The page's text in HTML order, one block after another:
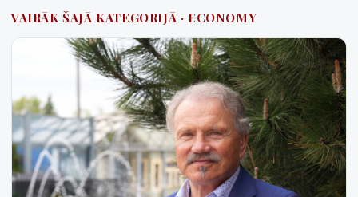
VAIRĀK ŠAJĀ KATEGORIJĀ · ECONOMY